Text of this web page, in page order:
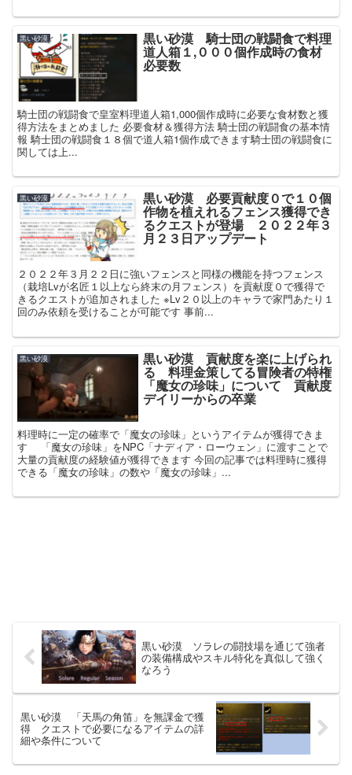
黒い砂漠 黒い砂漠 騎士団の戦闘食で料理
道人箱１,０００個作成時の食材
必要数
騎士団の戦闘食で皇室料理道人箱1,000個作成時に必要な食材数と獲
得方法をまとめました 必要食材＆獲得方法 騎士団の戦闘食の基本情
報 騎士団の戦闘食１８個で道人箱1個作成できます騎士団の戦闘食に
関しては上...
黒い砂漠 黒い砂漠 必要貢献度０で１０個
作物を植えれるフェンス獲得でき
るクエストが登場 ２０２２年３
月２３日アップデート
２０２２年３月２２日に強いフェンスと同様の機能を持つフェンス
（栽培Lvが名匠１以上なら終末の月フェンス）を貢献度０で獲得で
きるクエストが追加されました ※Lv２０以上のキャラで家門あたり１
回のみ依頼を受けることが可能です 事前...
黒い砂漠 黒い砂漠 貢献度を楽に上げられ
る 料理金策してる冒険者の特権
「魔女の珍味」について 貢献度
デイリーからの卒業
料理時に一定の確率で「魔女の珍味」というアイテムが獲得できま
す 「魔女の珍味」をNPC「ナディア・ローウェン」に渡すことで
大量の貢献度の経験値が獲得できます 今回の記事では料理時に獲得
できる「魔女の珍味」の数や「魔女の珍味」...
黒い砂漠 ソラレの闘技場を通じて強者
の装備構成やスキル特化を真似して強く
なろう
黒い砂漠 「天馬の角笛」を無課金で獲
得 クエストで必要になるアイテムの詳
細や条件について